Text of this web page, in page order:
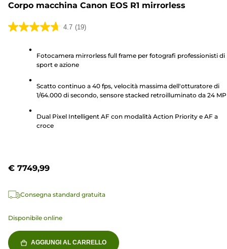
Corpo macchina Canon EOS R1 mirrorless
4.7 (19)
4.7
recensioni
Fotocamera mirrorless full frame per fotografi professionisti di
sport e azione
Scatto continuo a 40 fps, velocità massima dell'otturatore di
1/64.000 di secondo, sensore stacked retroilluminato da 24 MP
Dual Pixel Intelligent AF con modalità Action Priority e AF a
croce
€ 7749,99
Consegna standard gratuita
Disponibile online
AGGIUNGI AL CARRELLO